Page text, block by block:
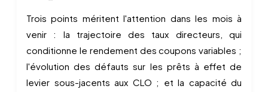
Trois points méritent l'attention dans les mois à
venir : la trajectoire des taux directeurs, qui
conditionne le rendement des coupons variables ;
l'évolution des défauts sur les prêts à effet de
levier sous-jacents aux CLO ; et la capacité du